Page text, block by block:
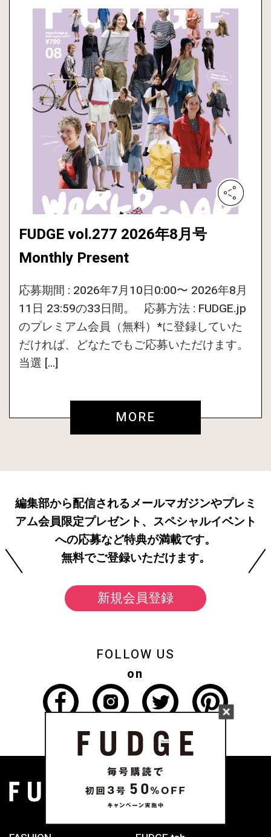
FUDGE vol.277 2026年8月号
Monthly Present
応募期間 : 2026年7月10日0:00〜 2026年8月
11日 23:59の33日間。 応募方法 : FUDGE.jp
のプレミアム会員（無料）*に登録していた
だければ、どなたでもご応募いただけます。
当選 […]
MORE
編集部から配信されるメールマガジンやプレミ
アム会員限定プレゼント、スペシャルイベント
への応募など特典が満載です。
無料でご登録いただけます。
新規会員登録
FOLLOW US
on